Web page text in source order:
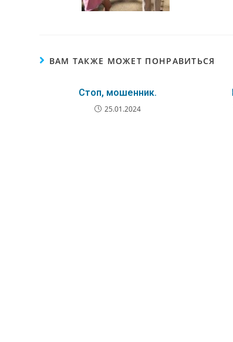
ВАМ ТАКЖЕ МОЖЕТ ПОНРАВИТЬСЯ
Стоп, мошенник.
25.01.2024